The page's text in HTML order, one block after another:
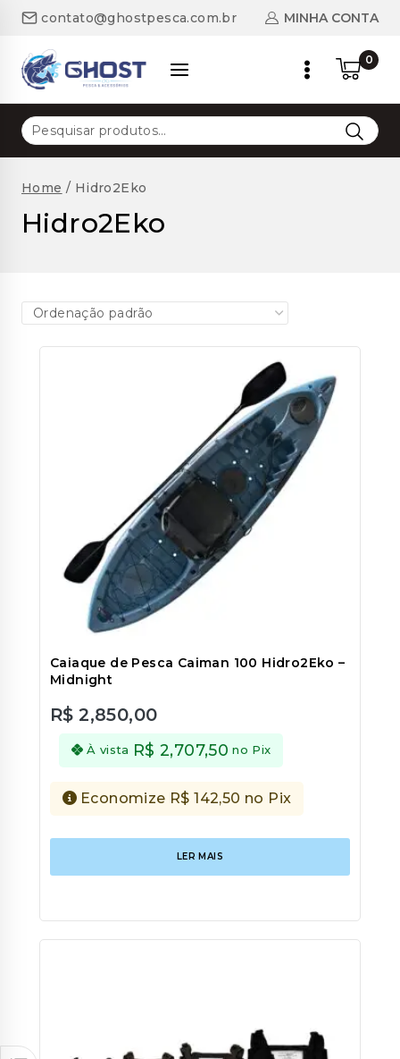
contato@ghostpesca.com.br MINHA CONTA
0
Pesquisar
por:
Home / Hidro2Eko
Hidro2Eko
Caiaque de Pesca Caiman 100 Hidro2Eko –
Midnight
R$2,850,00
À vista R$2,707,50 no Pix
Economize R$142,50 no Pix
LER MAIS